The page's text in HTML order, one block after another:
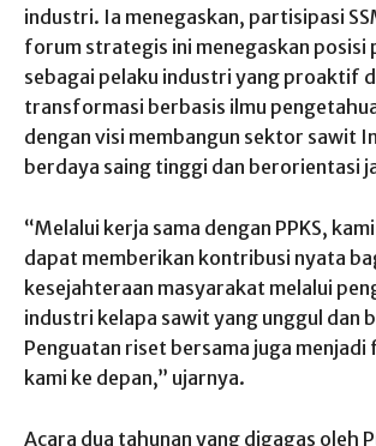
industri. Ia menegaskan, partisipasi
forum strategis ini menegaskan posisi
sebagai pelaku industri yang proaktif
transformasi berbasis ilmu
dengan visi membangun sektor sawit
berdaya saing tinggi dan berorientasi
“Melalui kerja sama dengan PPKS,
dapat memberikan kontribusi nyata
kesejahteraan masyarakat melalui
industri kelapa sawit yang unggul dan
Penguatan riset bersama juga menjadi
kami ke depan,” ujarnya.
Acara dua tahunan yang digagas oleh